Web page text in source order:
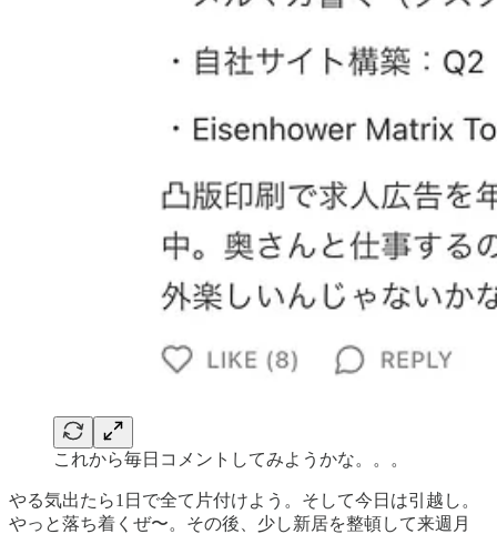
これから毎日コメントしてみようかな。。。
やる気出たら1日で全て片付けよう。そして今日は引越し。
やっと落ち着くぜ〜。その後、少し新居を整頓して来週月